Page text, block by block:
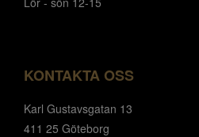
KONTAKTA OSS
Karl Gustavsgatan 13
411 25 Göteborg